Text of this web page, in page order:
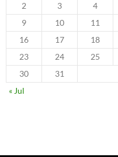
2
3 4
9
10 11
16
17 18
23
24 25
30
31
« Jul